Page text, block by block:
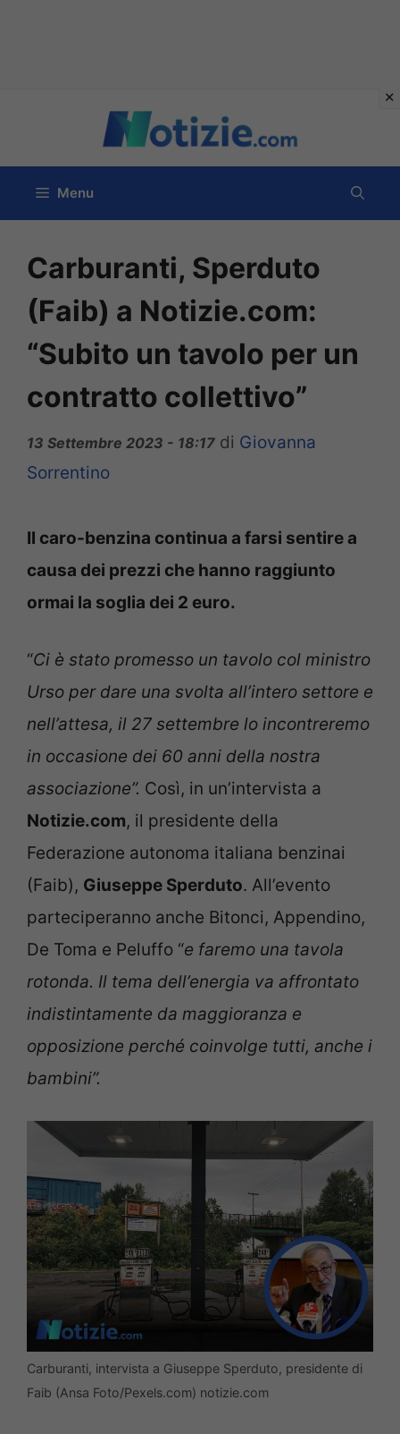
contenuto
Menu
Carburanti, Sperduto
(Faib) a Notizie.com:
“Subito un tavolo per un
contratto collettivo”
13 Settembre 2023 - 18:17 di Giovanna
Sorrentino
Il caro-benzina continua a farsi sentire a
causa dei prezzi che hanno raggiunto
ormai la soglia dei 2 euro.
“Ci è stato promesso un tavolo col ministro
Urso per dare una svolta all’intero settore e
nell’attesa, il 27 settembre lo incontreremo
in occasione dei 60 anni della nostra
associazione”. Così, in un’intervista a
Notizie.com, il presidente della
Federazione autonoma italiana benzinai
(Faib), Giuseppe Sperduto. All’evento
parteciperanno anche Bitonci, Appendino,
De Toma e Peluffo “e faremo una tavola
rotonda. Il tema dell’energia va affrontato
indistintamente da maggioranza e
opposizione perché coinvolge tutti, anche i
bambini”.
Carburanti, intervista a Giuseppe Sperduto, presidente di
Faib (Ansa Foto/Pexels.com) notizie.com